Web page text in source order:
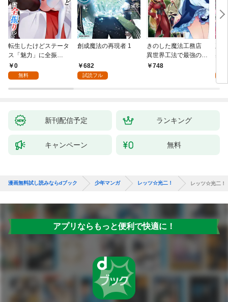
転生したけどステータ
ス「魅力」に全振
り！？(1)
0
無料
創成魔法の再現者 1
682
試読フル
きのした魔法工務店
異世界工法で最強の家
づくりを（コミック）
748
兆
る
新刊配信予定 ランキング
キャンペーン 無料
漫画無料試し読みならdブック 少年マンガ レッツ☆光二！ レッツ☆光二！
アプリならもっと便利で快適に！